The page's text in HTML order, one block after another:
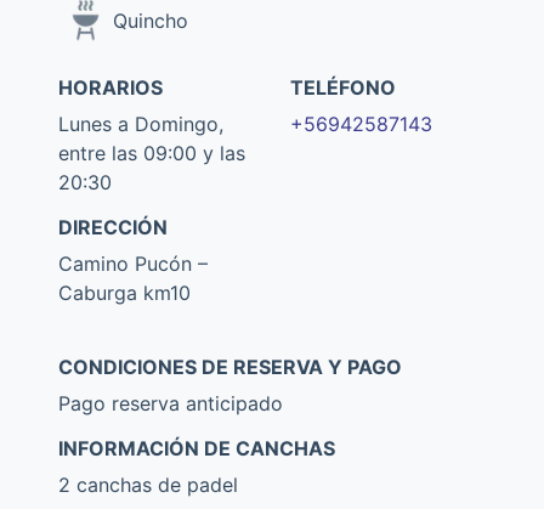
Quincho
HORARIOS
Lunes a Domingo,
entre las 09:00 y las
20:30
TELÉFONO
+56942587143
DIRECCIÓN
Camino Pucón –
Caburga km10
CONDICIONES DE RESERVA Y PAGO
Pago reserva anticipado
INFORMACIÓN DE CANCHAS
2 canchas de padel